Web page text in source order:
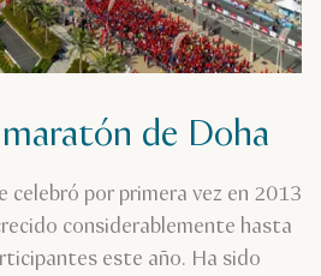
de Doha
celebró por primera vez en 2013
considerablemente hasta
este año. Ha sido